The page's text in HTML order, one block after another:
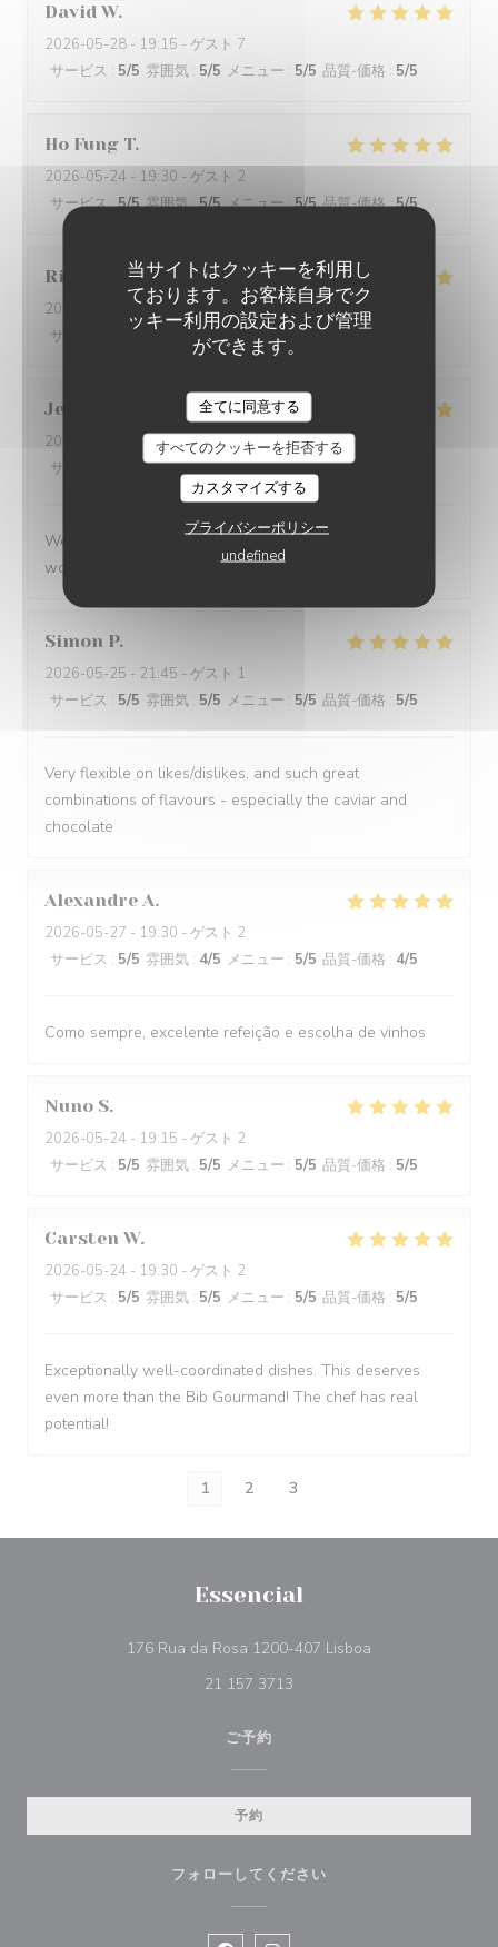
当サイトはクッキーを利用し
ております。お客様自身でク
ッキー利用の設定および管理
ができます。
全てに同意する
すべてのクッキーを拒否する
カスタマイズする
プライバシーポリシー
undefined
David W
2026-05-28 - 19:15 - ゲスト 7
サービス : 5/5 雰囲気 : 5/5 メニュー : 5/5 品質-価格 : 5/5
Ho Fung T
2026-05-24 - 19:30 - ゲスト 2
サービス:5/5 雰囲気:5/5 メニュー:5/5 品質-価格:5/5
Riccardo L
2026-05-25
- 21:45 - ゲスト 2
サービス
/5 雰囲気: 4/5 メニュー: 5/5 品質-価格
Jenny
2026-05-25
- 21:15 - ゲスト 2
サービス
雰囲気:5/5 メニュー:5/5 品質-価格
We had a great evening at Essencial. The staff was
wonderful and the food was excellent!
Simon P
2026-05-25 - 21:45 - ゲスト 1
サービス : 5/5 雰囲気 : 5/5 メニュー : 5/5 品質-価格 : 5/5
Very flexible on likes/dislikes, and such great
combinations of flavours - especially the caviar and
chocolate
Alexandre A
2026-05-27 - 19:30 - ゲスト 2
サービス : 5/5 雰囲気 : 4/5 メニュー : 5/5 品質-価格 : 4/5
Como sempre, excelente refeição e escolha de vinhos
Nuno S
2026-05-24 - 19:15 - ゲスト 2
サービス : 5/5 雰囲気 : 5/5 メニュー : 5/5 品質-価格 : 5/5
Carsten W
2026-05-24 - 19:30 - ゲスト 2
サービス : 5/5 雰囲気 : 5/5 メニュー : 5/5 品質-価格 : 5/5
Exceptionally well-coordinated dishes. This deserves
even more than the Bib Gourmand! The chef has real
potential!
1 2 3
Essencial
176 Rua da Rosa 1200-407 Lisboa
21 157 3713
ご予約
予約
フォローしてください